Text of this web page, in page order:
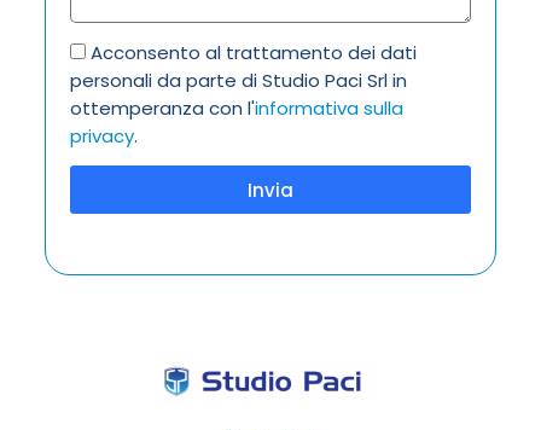
Acconsento al trattamento dei dati
personali da parte di Studio Paci Srl in
ottemperanza con l'informativa sulla
privacy.
Invia